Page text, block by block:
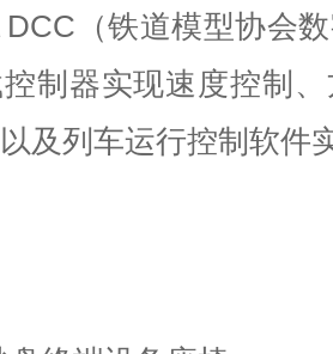
DCC（铁道模型协会
制器实现速度控制
及列车运行控制软件